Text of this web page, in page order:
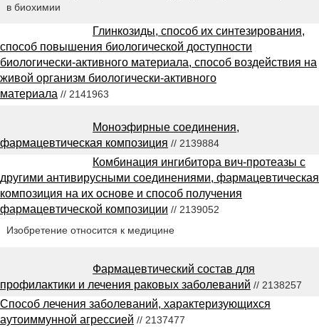
в биохимии
Глинкозиды, способ их синтезирования,
способ повышения биологической доступности
биологически-активного материала, способ воздействия на
живой организм биологически-активного
материала // 2141963
Моноэфирные соединения,
фармацевтическая композиция // 2139884
Комбинация ингибитора вич-протеазы с
другими антивирусными соединениями, фармацевтическая
композиция на их основе и способ получения
фармацевтической композиции // 2139052
Изобретение относится к медицине
Фармацевтический состав для
профилактики и лечения раковых заболеваний // 2138257
Способ лечения заболеваний, характеризующихся
аутоиммунной агрессией // 2137477